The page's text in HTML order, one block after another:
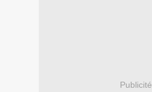
Publicité